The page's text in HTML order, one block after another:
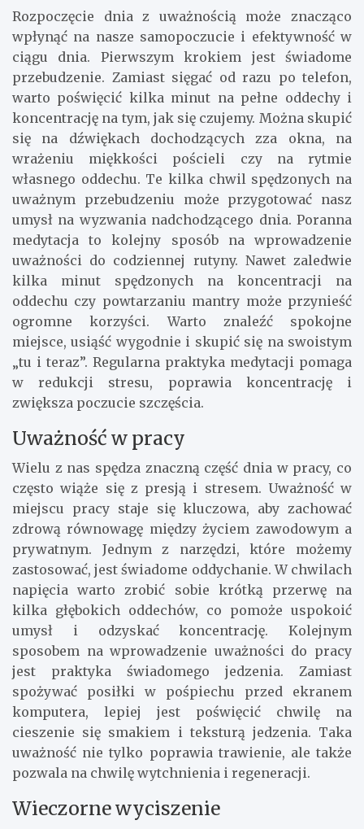
Rozpoczęcie dnia z uważnością może znacząco
wpłynąć na nasze samopoczucie i efektywność w
ciągu dnia. Pierwszym krokiem jest świadome
przebudzenie. Zamiast sięgać od razu po telefon,
warto poświęcić kilka minut na pełne oddechy i
koncentrację na tym, jak się czujemy. Można skupić
się na dźwiękach dochodzących zza okna, na
wrażeniu miękkości pościeli czy na rytmie
własnego oddechu. Te kilka chwil spędzonych na
uważnym przebudzeniu może przygotować nasz
umysł na wyzwania nadchodzącego dnia. Poranna
medytacja to kolejny sposób na wprowadzenie
uważności do codziennej rutyny. Nawet zaledwie
kilka minut spędzonych na koncentracji na
oddechu czy powtarzaniu mantry może przynieść
ogromne korzyści. Warto znaleźć spokojne
miejsce, usiąść wygodnie i skupić się na swoistym
„tu i teraz”. Regularna praktyka medytacji pomaga
w redukcji stresu, poprawia koncentrację i
zwiększa poczucie szczęścia.
Uważność w pracy
Wielu z nas spędza znaczną część dnia w pracy, co
często wiąże się z presją i stresem. Uważność w
miejscu pracy staje się kluczowa, aby zachować
zdrową równowagę między życiem zawodowym a
prywatnym. Jednym z narzędzi, które możemy
zastosować, jest świadome oddychanie. W chwilach
napięcia warto zrobić sobie krótką przerwę na
kilka głębokich oddechów, co pomoże uspokoić
umysł i odzyskać koncentrację. Kolejnym
sposobem na wprowadzenie uważności do pracy
jest praktyka świadomego jedzenia. Zamiast
spożywać posiłki w pośpiechu przed ekranem
komputera, lepiej jest poświęcić chwilę na
cieszenie się smakiem i teksturą jedzenia. Taka
uważność nie tylko poprawia trawienie, ale także
pozwala na chwilę wytchnienia i regeneracji.
Wieczorne wyciszenie